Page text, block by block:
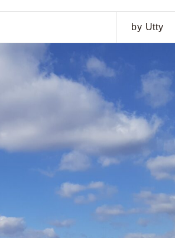
by Utty